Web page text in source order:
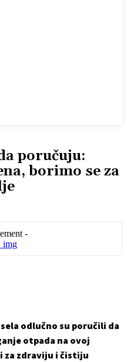
poručuju:
borimo se za
-
odlučno su poručili da
otpada na ovoj
za zdraviju i čistiju